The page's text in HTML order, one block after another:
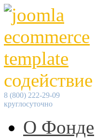
8 (800) 222-29-09
круглосуточно
О Фонде